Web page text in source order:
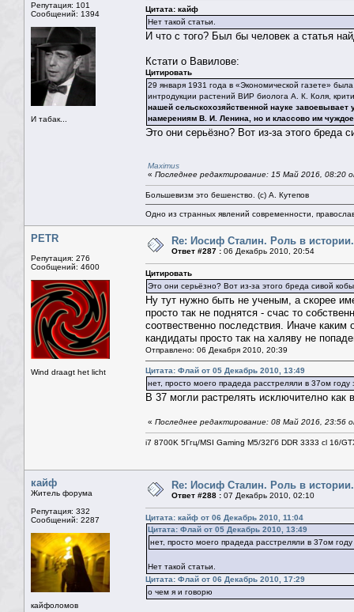
Репутация: 101
Сообщений: 1394
И табак...
Цитата: кайф
Нет такой статьи.
И что с того? Был бы человек а статья
Кстати о Вавилове:
Цитировать
29 января 1931 года в «Экономической газете»
интродукции растений ВИР биолога А. К. Коля,
нашей сельскохозяйственной науке
намерениям В. И. Ленина, но и классово им
Это они серьёзно? Вот из-за этого бреда
Maximus
« Последнее редактирование: 15 Май 2016, 08:20
Большевизм это бешенство. (с) А. Кутепов
Одно из странных явлений современности,
PETR
Репутация: 276
Сообщений: 4600
Wind draagt het licht
Re: Иосиф Сталин. Роль в истории.
Ответ #287 : 06 Декабрь 2010, 20:54
Цитировать
Это они серьёзно? Вот из-за этого бреда сивой
Ну тут нужно быть не ученым, а скорее
просто так не поднятся - счас то
соотвественно последствия. Иначе каким
кандидаты просто так на халяву не
Отправлено: 06 Декабря 2010, 20:39
Цитата: Флай от 05 Декабрь 2010, 13:49
нет, просто моего прадеда расстреляли в 37ом году
В 37 могли растрелять исключително
« Последнее редактирование: 08 Май 2016, 23:56
i7 8700K 5Ггц/MSI Gaming M5/32Гб DDR 3333 cl 16/
кайф
Житель форума
Репутация: 332
Сообщений: 2287
кайфоломов
Re: Иосиф Сталин. Роль в истории.
Ответ #288 : 07 Декабрь 2010, 02:10
Цитата: кайф от 06 Декабрь 2010, 11:04
Цитата: Флай от 05 Декабрь 2010, 13:49
нет, просто моего прадеда расстреляли в 37ом
Нет такой статьи.
Цитата: Флай от 06 Декабрь 2010, 17:29
о чем я и говорю